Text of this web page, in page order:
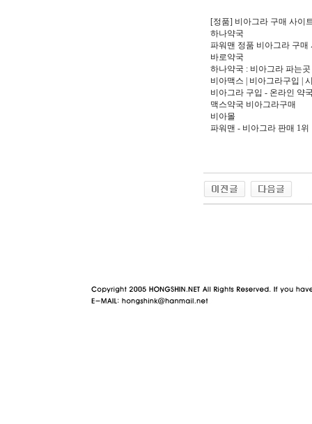
[정품] 비아그라 구매 사이
하나약국
파워맨 정품 비아그라 구매
바로약국
하나약국 : 비아그라 파는곳
비아맥스 | 비아그라구입 |
비아그라 구입 - 온라인 약
맥스약국 비아그라구매
비아몰
파워맨 - 비아그라 판매 1위